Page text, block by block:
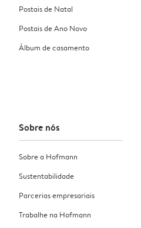
Postais de Natal
Postais de Ano Novo
Álbum de casamento
Sobre nós
Sobre a Hofmann
Sustentabilidade
Parcerias empresariais
Trabalhe na Hofmann